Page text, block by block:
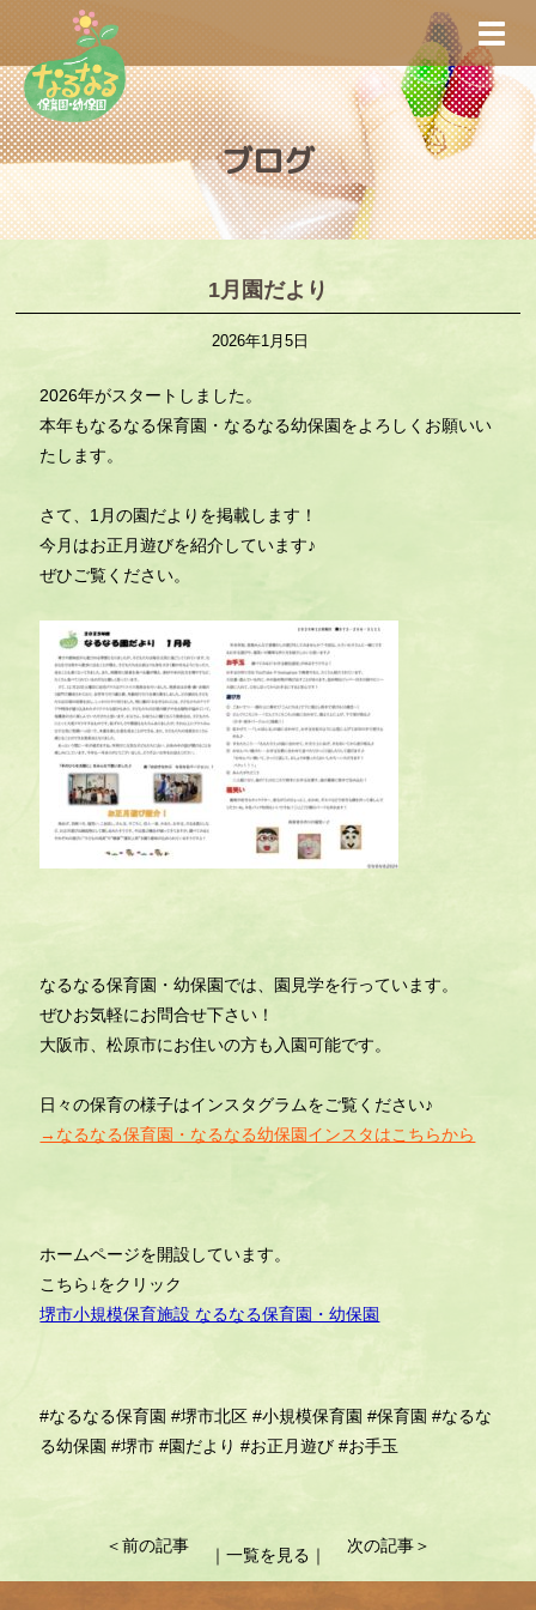
i
p
t
o
m
a
ブログ
1月園だより
2026年1月5日
2026年がスタートしました。
本年もなるなる保育園・なるなる幼保園をよろしくお願いい
たします。
さて、1月の園だよりを掲載します！
今月はお正月遊びを紹介しています♪
ぜひご覧ください。
なるなる保育園・幼保園では、園見学を行っています。
ぜひお気軽にお問合せ下さい！
大阪市、松原市にお住いの方も入園可能です。
日々の保育の様子はインスタグラムをご覧ください♪
→なるなる保育園・なるなる幼保園インスタはこちらから
ホームページを開設しています。
こちら↓をクリック
堺市小規模保育施設 なるなる保育園・幼保園
#なるなる保育園 #堺市北区 #小規模保育園 #保育園 #なるな
る幼保園 #堺市 #園だより #お正月遊び #お手玉
稿
＜前の記事 次の記事＞
｜一覧を見る｜